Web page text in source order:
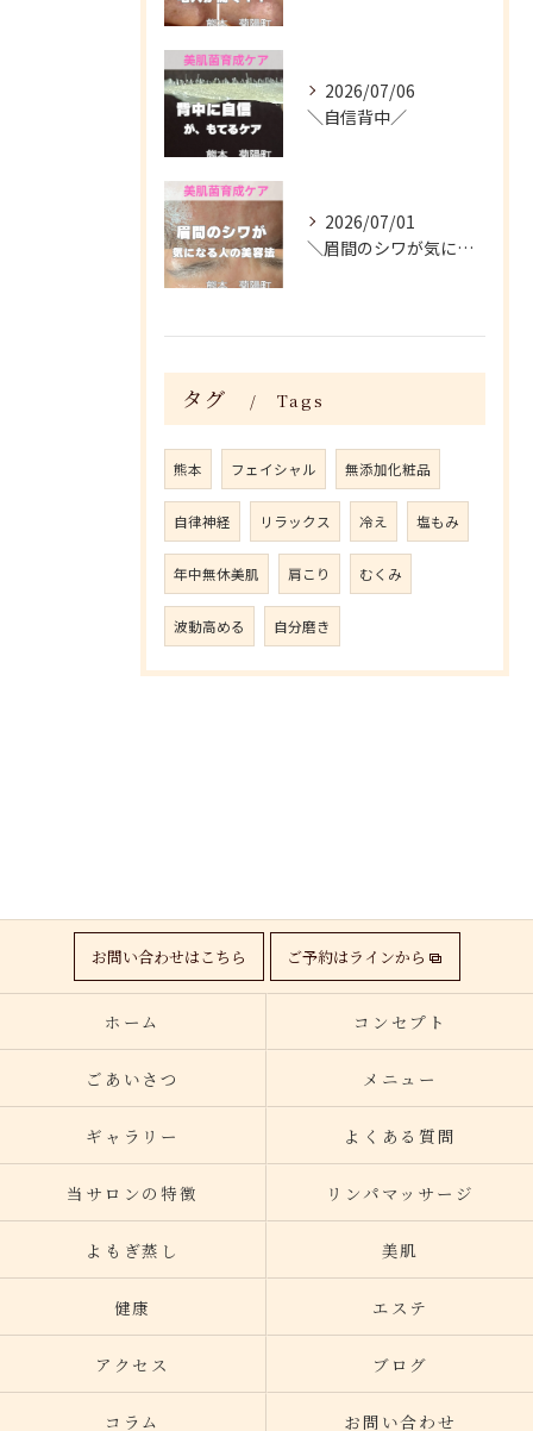
2026/07/06
＼自信背中／
2026/07/01
＼眉間のシワが気になる人がやってる美容法／
タグ Tags
熊本 フェイシャル 無添加化粧品
自律神経 リラックス 冷え 塩もみ
年中無休美肌 肩こり むくみ
波動高める 自分磨き
お問い合わせはこちら ご予約はラインから
ホーム コンセプト
ごあいさつ メニュー
ギャラリー よくある質問
当サロンの特徴 リンパマッサージ
よもぎ蒸し 美肌
健康 エステ
アクセス ブログ
コラム お問い合わせ